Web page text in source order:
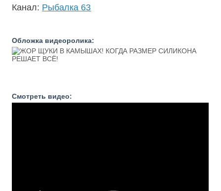
Канал: Рыбалка 63
Обложка видеоролика:
Смотреть видео: